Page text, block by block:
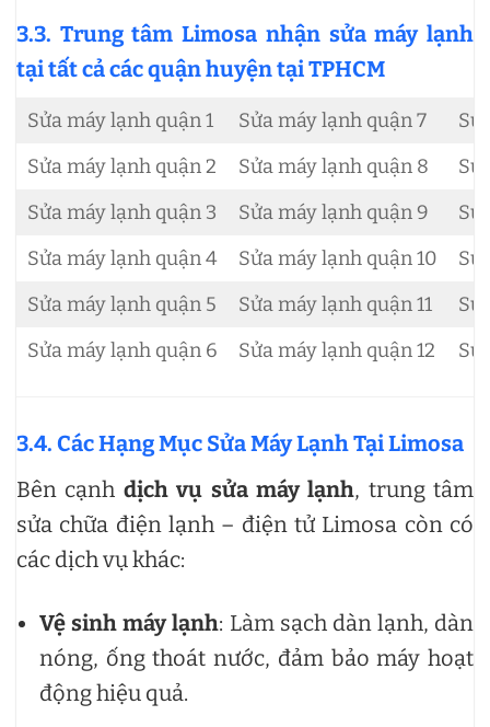
3.3. Trung tâm Limosa nhận sửa máy lạnh
tại tất cả các quận huyện tại TPHCM
Sửa máy lạnh quận 1 Sửa máy lạnh quận 7
Sửa máy lạnh quận 2
Sửa máy lạnh quận 8
Sửa máy lạnh quận 3
Sửa máy lạnh quận 9
Sửa máy lạnh quận 4
Sửa máy lạnh quận 10
Sửa máy lạnh quận 5
Sửa máy lạnh quận 11
Sửa máy lạnh quận 6
Sửa máy lạnh quận 12
3.4. Các Hạng Mục Sửa Máy Lạnh Tại Limosa
Bên cạnh dịch vụ sửa máy lạnh, trung tâm
sửa chữa điện lạnh – điện tử Limosa còn có
các dịch vụ khác:
Vệ sinh máy lạnh: Làm sạch dàn lạnh, dàn
nóng, ống thoát nước, đảm bảo máy hoạt
động hiệu quả.